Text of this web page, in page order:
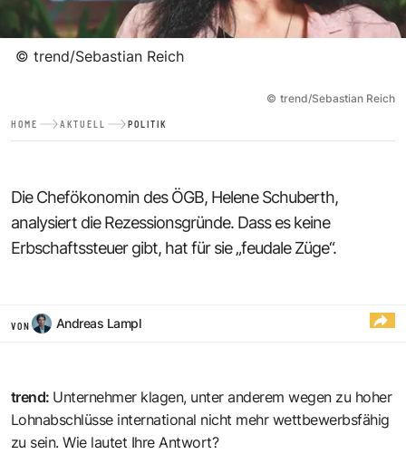
© trend/Sebastian Reich
© trend/Sebastian Reich
HOME AKTUELL POLITIK
Die Chefökonomin des ÖGB, Helene Schuberth,
analysiert die Rezessionsgründe. Dass es keine
Erbschaftssteuer gibt, hat für sie „feudale Züge“.
VON Andreas Lampl
trend: Unternehmer klagen, unter anderem wegen zu hoher
Lohnabschlüsse international nicht mehr wettbewerbsfähig
zu sein. Wie lautet Ihre Antwort?